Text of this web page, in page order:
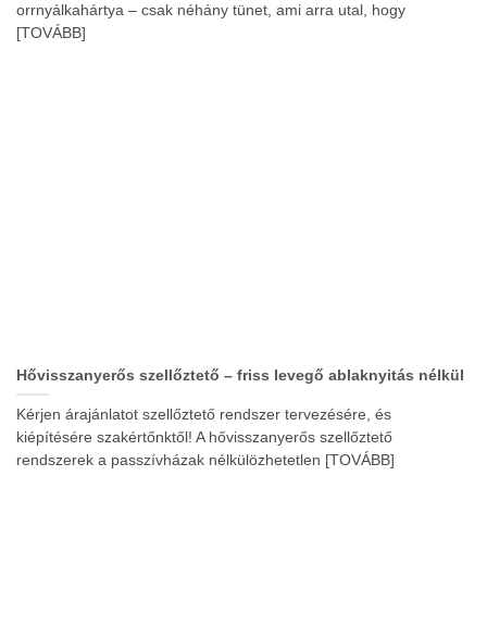
orrnyálkahártya – csak néhány tünet, ami arra utal, hogy
[TOVÁBB]
Hővisszanyerős szellőztető – friss levegő ablaknyitás nélkül
Kérjen árajánlatot szellőztető rendszer tervezésére, és
kiépítésére szakértőnktől! A hővisszanyerős szellőztető
rendszerek a passzívházak nélkülözhetetlen [TOVÁBB]